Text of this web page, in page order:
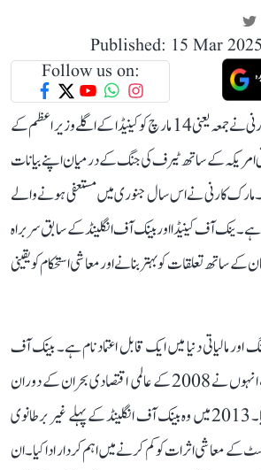
Published: 15 Mar
Follow us on:
لبرل پارٹی کے رہنما مارک کارنی نے جمعہ یعنی 14 مارچ کو کینیڈا کے اگلے وزیر اعظم کے
امریکہ کے ساتھ ٹیرف کی جنگ کے درمیان اپنے بیانات
کارنی نے اس سال جنوری میں مستعفی ہونے والے
ینک آف کینیڈا اور بینک آف انگلینڈ کے سابق سربراہ
کے ساتھ تعلقات کو بہتر بنانے اور معاشی استحکام کو یقینی
اور مالیاتی دنیا میں ایک قابل اعتماد نام ہے۔ بینک آف
کینیڈا کے سربراہ کے طور پر، انہوں نے 2008 کے عالمی اقتصادی بحران کے دوران
کینیڈا کی معیشت کو مستحکم کیا۔ 2013 میں وہ بینک آف انگلینڈ کے پہلے غیر برطانوی
کے معاشی اثرات کو کم کرنے میں اہم کردار ادا کیا۔ ان